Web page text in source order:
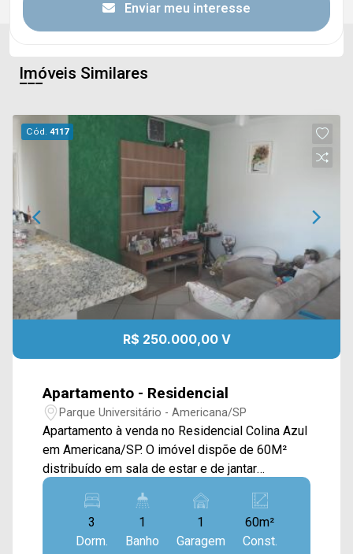
Enviar meu interesse
Imóveis Similares
Cód.4117
R$ 250.000,00 V
Apartamento - Residencial
Parque Universitário - Americana/SP
Apartamento à venda no Residencial Colina Azul
em Americana/SP. O imóvel dispõe de 60M²
distribuído em sala de estar e de jantar
integradas, cozinha planejada e área de serviço.
Poço artesiano no Condominio. > 03 dormitórios
planejados; > 01 banheiros social; > 01 vaga de
garagem. *Aceita financiamento. O condomínio é
3
Dorm.
1
Banho
1
Garagem
60m²
Const.